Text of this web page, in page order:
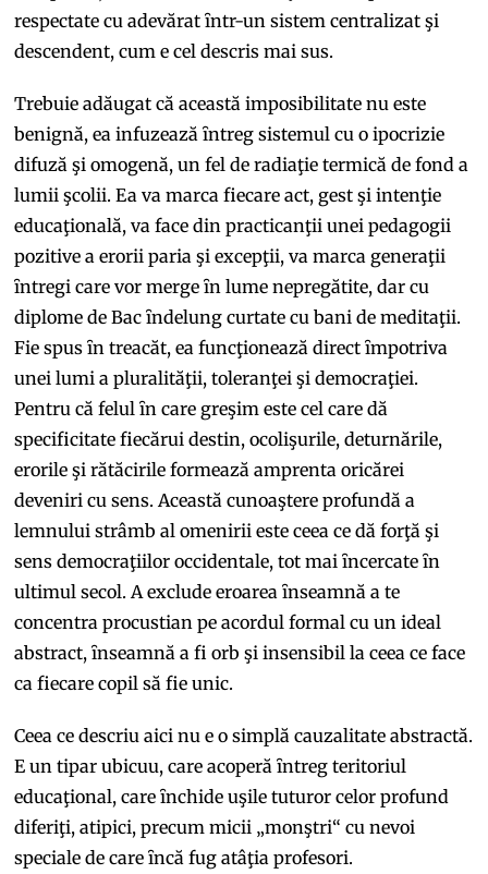
respectate cu adevărat ȋntr-un sistem centralizat şi
descendent, cum e cel descris mai sus.
Trebuie adăugat că această imposibilitate nu este
benignă, ea infuzează ȋntreg sistemul cu o ipocrizie
difuză şi omogenă, un fel de radiaţie termică de fond a
lumii şcolii. Ea va marca fiecare act, gest şi intenţie
educaţională, va face din practicanţii unei pedagogii
pozitive a erorii paria şi excepţii, va marca generaţii
ȋntregi care vor merge ȋn lume nepregătite, dar cu
diplome de Bac ȋndelung curtate cu bani de meditaţii.
Fie spus ȋn treacăt, ea funcţionează direct ȋmpotriva
unei lumi a pluralităţii, toleranţei şi democraţiei.
Pentru că felul ȋn care greşim este cel care dă
specificitate fiecărui destin, ocolişurile, deturnările,
erorile şi rătăcirile formează amprenta oricărei
deveniri cu sens. Această cunoaştere profundă a
lemnului strâmb al omenirii este ceea ce dă forţă şi
sens democraţiilor occidentale, tot mai ȋncercate ȋn
ultimul secol. A exclude eroarea ȋnseamnă a te
concentra procustian pe acordul formal cu un ideal
abstract, ȋnseamnă a fi orb şi insensibil la ceea ce face
ca fiecare copil să fie unic.
Ceea ce descriu aici nu e o simplă cauzalitate abstractă.
E un tipar ubicuu, care acoperă ȋntreg teritoriul
educaţional, care ȋnchide uşile tuturor celor profund
diferiţi, atipici, precum micii „monştri“ cu nevoi
speciale de care ȋncă fug atâţia profesori.